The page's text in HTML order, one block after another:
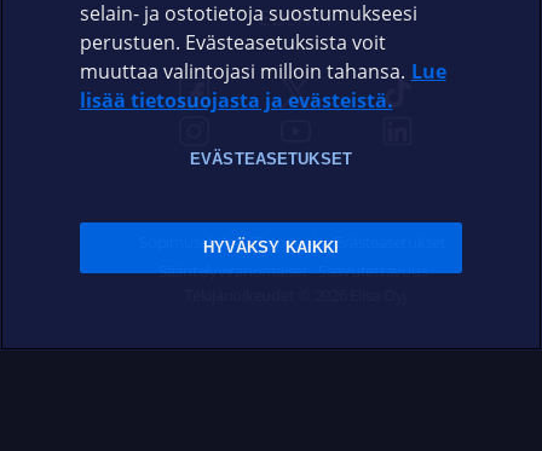
ELISA.FI
Sopimusehdot Tietosuoja Evästeasetukset
Sääntelyviranomaiset Saavutettavuus
selain- ja ostotietoja suostumukseesi
perustuen. Evästeasetuksista voit
muuttaa valintojasi milloin tahansa. Lue
lisää tietosuojasta ja evästeistä.
EVÄSTEASETUKSET
HYVÄKSY KAIKKI